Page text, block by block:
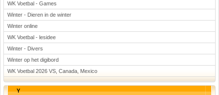
WK Voetbal - Games
Winter - Dieren in de winter
Winter online
WK Voetbal - lesidee
Winter - Divers
Winter op het digibord
WK Voetbal 2026 VS, Canada, Mexico
Y